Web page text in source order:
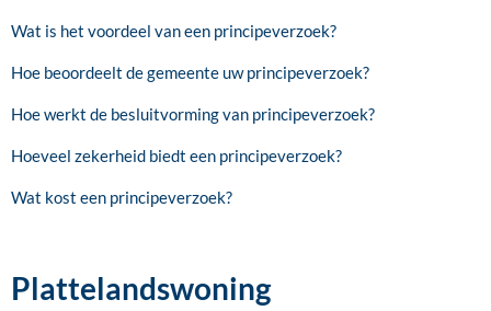
Wat is het voordeel van een principeverzoek?
Hoe beoordeelt de gemeente uw principeverzoek?
Hoe werkt de besluitvorming van principeverzoek?
Hoeveel zekerheid biedt een principeverzoek?
Wat kost een principeverzoek?
Plattelandswoning